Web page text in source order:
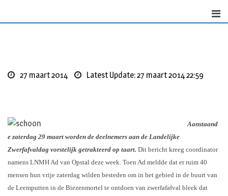
27 maart 2014 Latest Update: 27 maart 2014 22:59
Aanstaand
e zaterdag 29 maart worden de deelnemers aan de Landelijke
Zwerfafvaldag vorstelijk getrakteerd op taart. Dit bericht kreeg coordinator
namens LNMH Ad van Opstal deze week. Toen Ad meldde dat er ruim 40
mensen hun vrije zaterdag wilden besteden om in het gebied in de buurt van
de Leemputten in de Biezenmortel te ontdoen van zwerfafafval bleek dat